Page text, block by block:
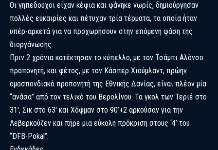
Οι γηπεδούχοι είχαν κέφια και φάνηκε νωρίς, δημιούργησαν
πολλές ευκαιρίες και πέτυχαν τρία τέρματα, τα οποία ήταν
υπέρ-αρκετά για να προχωρήσουν στην επόμενη φάση της
διοργάνωσης.
Πριν 2 χρόνια κατέκτησαν το κύπελλο, με τον Τσάμπι Αλόνσο
προπονητή, και φέτος, με τον Κάσπερ Χιούμλαντ, πρώην
ομοσπονδιακό προπονητή της Εθνικής Δανίας, είναι πλέον μία
“ανάσα” από τον τελικό του Βερολίνου. Τα γκολ των Τεριέ στο
31′, Σικ στο 63′ και Χόφμαν στο 90’+2 αρκούσαν για την
Λεβερκούζεν και πήρε μια εύκολη πρόκριση στους ‘4’ του
“DFB-Pokal”.